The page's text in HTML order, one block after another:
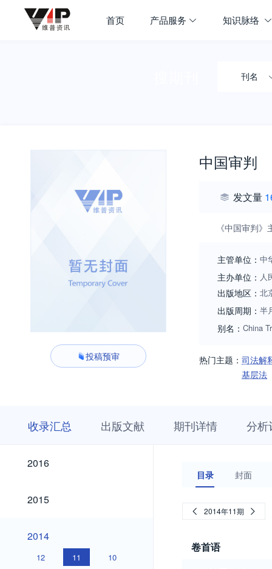
首页 产品服务 知识脉络
刊名
投稿预审
中国审判
发文量
《中国审判
主管单位： 中
主办单位： 人
出版地区： 北
出版周期： 半
别名： China
热门主题： 司法解
基层法
收录汇总 出版文献 期刊详情 分析
2016
2016
2015
2015
2014
2014
12 11 10
目录 封面
2014年11期
卷首语